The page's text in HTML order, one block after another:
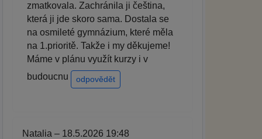
zmatkovala. Zachránila ji čeština,
která ji jde skoro sama. Dostala se
na osmileté gymnázium, které měla
na 1.prioritě. Takže i my děkujeme!
Máme v plánu využít kurzy i v
budoucnu
odpovědět
Natalia – 18.5.2026 19:48